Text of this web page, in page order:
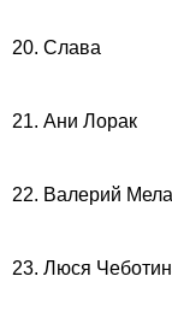
20. Слава
21. Ани Лорак
22. Валерий
23. Люся